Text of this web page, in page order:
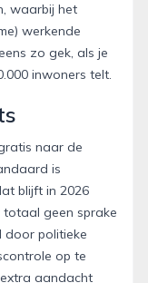
waarbij het
werkende
zo gek, als je
inwoners telt.
naar de
is
blijft in 2026
geen sprake
door politieke
op te
aandacht